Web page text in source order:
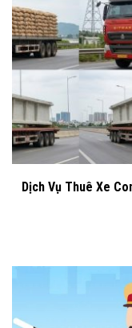
Dịch Vụ Thuê Xe